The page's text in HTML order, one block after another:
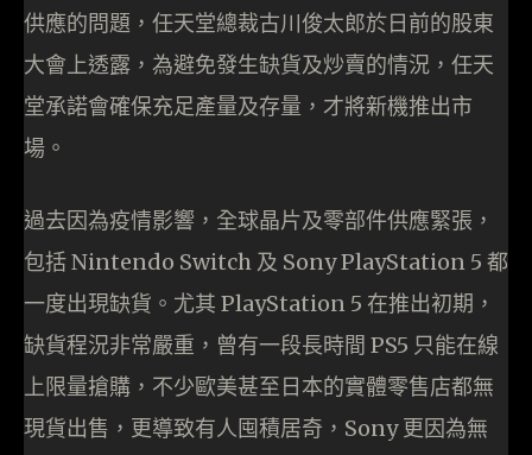
供應的問題，任天堂總裁古川俊太郎於日前的股東
大會上透露，為避免發生缺貨及炒賣的情況，任天
堂承諾會確保充足產量及存量，才將新機推出市
場。
過去因為疫情影響，全球晶片及零部件供應緊張，
包括 Nintendo Switch 及 Sony PlayStation 5 都
一度出現缺貨。尤其 PlayStation 5 在推出初期，
缺貨程況非常嚴重，曾有一段長時間 PS5 只能在線
上限量搶購，不少歐美甚至日本的實體零售店都無
現貨出售，更導致有人囤積居奇，Sony 更因為無